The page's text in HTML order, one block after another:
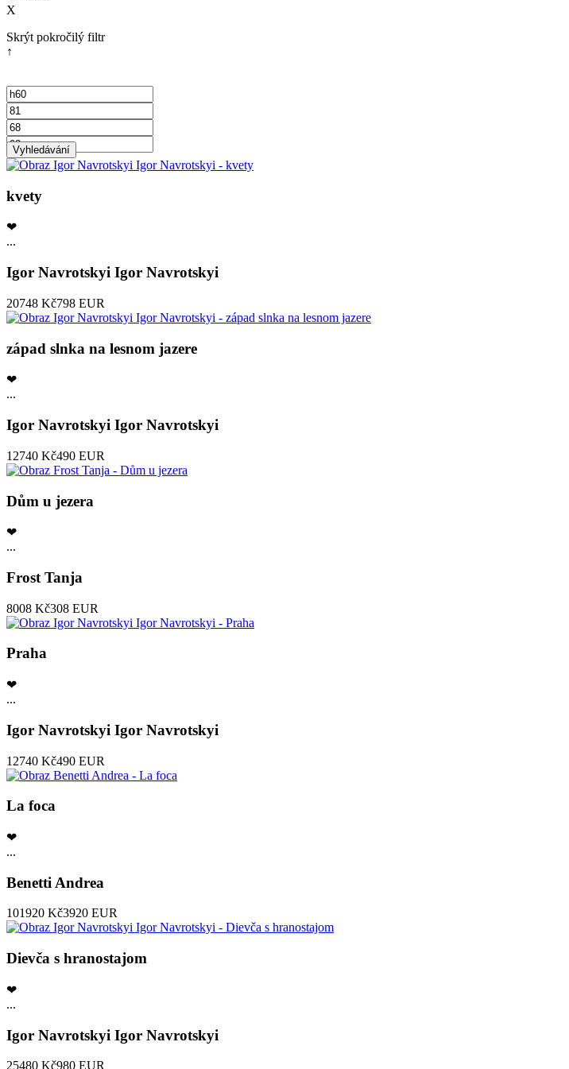
X
Skrýt pokročilý filtr
↑
kvety
❤
...
Igor Navrotskyi Igor Navrotskyi
20748 Kč798 EUR
západ slnka na lesnom jazere
❤
...
Igor Navrotskyi Igor Navrotskyi
12740 Kč490 EUR
Dům u jezera
❤
...
Frost Tanja
8008 Kč308 EUR
Praha
❤
...
Igor Navrotskyi Igor Navrotskyi
12740 Kč490 EUR
La foca
❤
...
Benetti Andrea
101920 Kč3920 EUR
Dievča s hranostajom
❤
...
Igor Navrotskyi Igor Navrotskyi
25480 Kč980 EUR